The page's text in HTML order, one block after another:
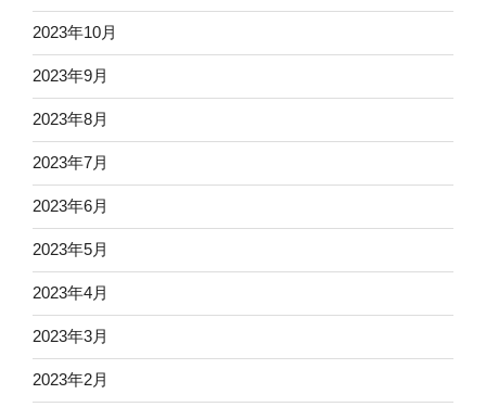
2023年10月
2023年9月
2023年8月
2023年7月
2023年6月
2023年5月
2023年4月
2023年3月
2023年2月